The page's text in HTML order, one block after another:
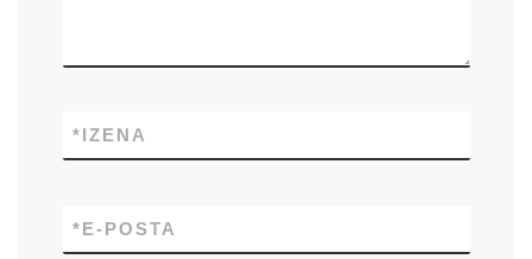
IZENA
*
E-POSTA
*